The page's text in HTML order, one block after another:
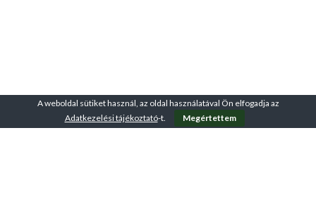
A weboldal sütiket használ, az oldal használatával Ön elfogadja az
Adatkezelési tájékoztató-t. Megértettem